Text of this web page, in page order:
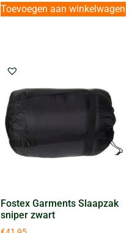
Toevoegen aan winkelwagen
Fostex Garments Slaapzak
sniper zwart